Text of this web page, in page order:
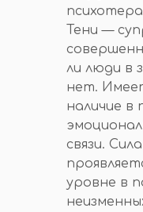
Тени —
ли люди в
нет.
наличие в
связи.
уровне в